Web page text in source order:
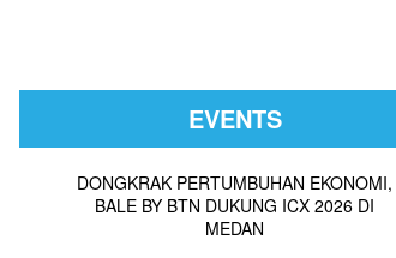
EVENTS
DONGKRAK PERTUMBUHAN EKONOMI,
BALE BY BTN DUKUNG ICX 2026 DI
MEDAN